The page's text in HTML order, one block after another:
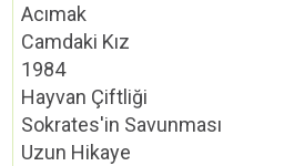
Acımak
Camdaki Kız
1984
Hayvan Çiftliği
Sokrates'in Savunması
Uzun Hikaye